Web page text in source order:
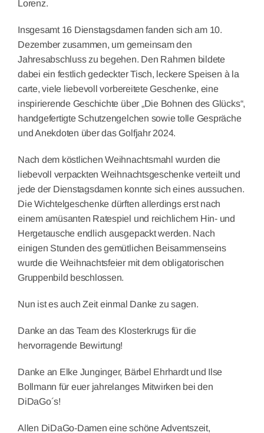
Lorenz.
Insgesamt 16 Dienstagsdamen fanden sich am 10.
Dezember zusammen, um gemeinsam den
Jahresabschluss zu begehen. Den Rahmen bildete
dabei ein festlich gedeckter Tisch, leckere Speisen à la
carte, viele liebevoll vorbereitete Geschenke, eine
inspirierende Geschichte über „Die Bohnen des Glücks“,
handgefertigte Schutzengelchen sowie tolle Gespräche
und Anekdoten über das Golfjahr 2024.
Nach dem köstlichen Weihnachtsmahl wurden die
liebevoll verpackten Weihnachtsgeschenke verteilt und
jede der Dienstagsdamen konnte sich eines aussuchen.
Die Wichtelgeschenke dürften allerdings erst nach
einem amüsanten Ratespiel und reichlichem Hin- und
Hergetausche endlich ausgepackt werden. Nach
einigen Stunden des gemütlichen Beisammenseins
wurde die Weihnachtsfeier mit dem obligatorischen
Gruppenbild beschlossen.
Nun ist es auch Zeit einmal Danke zu sagen.
Danke an das Team des Klosterkrugs für die
hervorragende Bewirtung!
Danke an Elke Junginger, Bärbel Ehrhardt und Ilse
Bollmann für euer jahrelanges Mitwirken bei den
DiDaGo´s!
Allen DiDaGo-Damen eine schöne Adventszeit,